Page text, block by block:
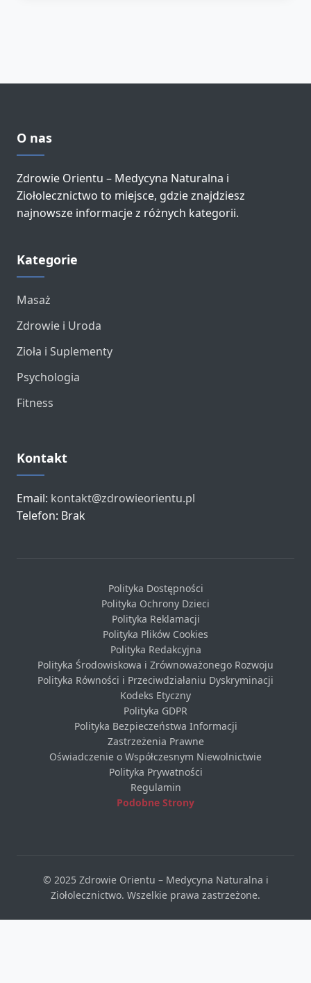
O nas
Zdrowie Orientu – Medycyna Naturalna i
Ziołolecznictwo to miejsce, gdzie znajdziesz
najnowsze informacje z różnych kategorii.
Kategorie
Masaż
Zdrowie i Uroda
Zioła i Suplementy
Psychologia
Fitness
Kontakt
Email: kontakt@zdrowieorientu.pl
Telefon: Brak
Polityka Dostępności
Polityka Ochrony Dzieci
Polityka Reklamacji
Polityka Plików Cookies
Polityka Redakcyjna
Polityka Środowiskowa i Zrównoważonego Rozwoju
Polityka Równości i Przeciwdziałaniu Dyskryminacji
Kodeks Etyczny
Polityka GDPR
Polityka Bezpieczeństwa Informacji
Zastrzeżenia Prawne
Oświadczenie o Współczesnym Niewolnictwie
Polityka Prywatności
Regulamin
Podobne Strony
© 2025 Zdrowie Orientu – Medycyna Naturalna i
Ziołolecznictwo. Wszelkie prawa zastrzeżone.